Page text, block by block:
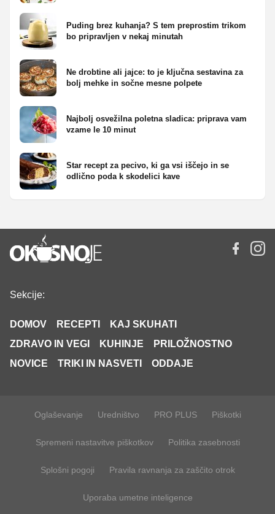
Puding brez kuhanja? S tem preprostim trikom
bo pripravljen v nekaj minutah
Ne drobtine ali jajce: to je ključna sestavina za
bolj mehke in sočne mesne polpete
Najbolj osvežilna poletna sladica: priprava vam
vzame le 10 minut
Star recept za pecivo, ki ga vsi iščejo in se
odlično poda k skodelici kave
Sekcije:
DOMOV RECEPTI
KAJ SKUHATI
ZDRAVO IN VEGI
KUHINJE
PRILOŽNOSTNO
NOVICE
TRIKI IN NASVETI ODDAJE
Oglaševanje Uredništvo PRO PLUS Piškotki
Spremeni nastavitve piškotkov Politika zasebnosti
Splošni pogoji Pravila ravnanja za zaščito otrok
Uporaba umetne inteligence